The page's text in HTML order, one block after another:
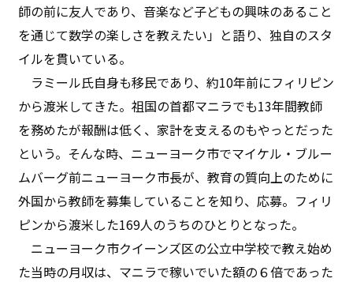
師の前に友人であり、音楽など子どもの興味のあること
を通じて数学の楽しさを教えたい」と語り、独自のスタ
イルを貫いている。
ラミール氏自身も移民であり、約10年前にフィリピン
から渡米してきた。祖国の首都マニラでも13年間教師
を務めたが報酬は低く、家計を支えるのもやっとだった
という。そんな時、ニューヨーク市でマイケル・ブルー
ムバーグ前ニューヨーク市長が、教育の質向上のために
外国から教師を募集していることを知り、応募。フィリ
ピンから渡米した169人のうちのひとりとなった。
ニューヨーク市クイーンズ区の公立中学校で教え始め
た当時の月収は、マニラで稼いでいた額の６倍であった